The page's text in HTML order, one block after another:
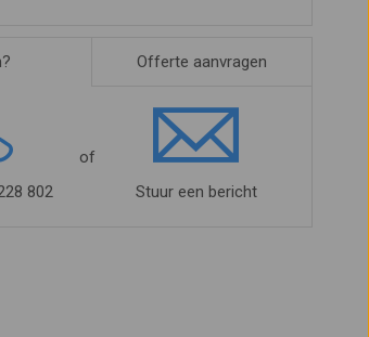
Offerte aanvragen
802
of
Stuur een bericht